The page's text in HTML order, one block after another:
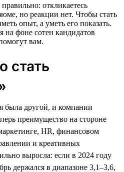
откликаетесь
но реакции нет. Чтобы стать
опыт, а уметь его показать.
на фоне сотен кандидатов
вам.
стать
была другой, и компании
преимущество на стороне
HR, финансовом
и креативных
выросла: если в 2024 году
держался в диапазоне 3,1–3,6,